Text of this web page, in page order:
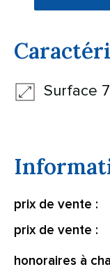
Surface
prix de vente :
prix de vente :
honoraires à